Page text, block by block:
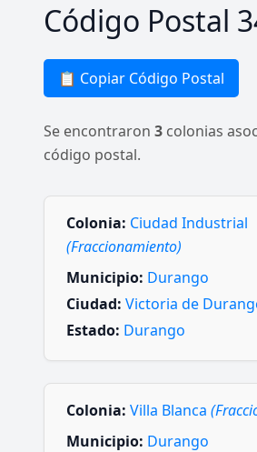
Código Postal
📋 Copiar Código Postal
Se encontraron 3 colonias
código postal.
Colonia: Ciudad Industrial
(Fraccionamiento)
Municipio: Durango
Ciudad: Victoria de
Estado: Durango
Colonia: Villa Blanca
Municipio: Durango